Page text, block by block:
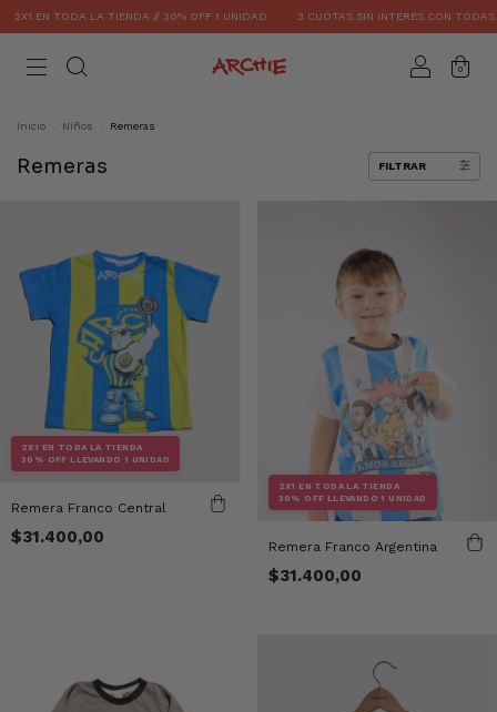
TODA LA TIENDA // 30% OFF 1 UNIDAD 3 CUOTAS SIN INTERES CON TODAS LAS
0
Inicio Niños Remeras
Remeras FILTRAR
2X1 EN TODA LA TIENDA
30% OFF LLEVANDO 1 UNIDAD
Remera Franco Central
$31.400,00
2X1 EN TODA LA TIENDA
30% OFF LLEVANDO 1 UNIDAD
Remera Franco Argentina
$31.400,00